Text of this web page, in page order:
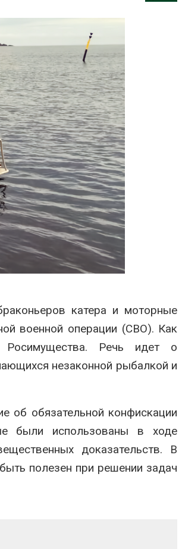
катера и моторные
военной операции (СВО). Как
Росимущества. Речь идет о
незаконной рыбалкой и
об обязательной конфискации
были использованы в ходе
доказательств. В
полезен при решении задач
экообменники для сбора
вторсырья
Авг 6, 2026
Учёные предложили
получать питьевую воду
из воздуха с помощью
ветра
6, 2026
Приложение «Экопульс»
для контроля мусорных
площадок запустят в
сентябре
6, 2026
Европа теряет всё
больше лесной
биомассы из-за засух,
вредителей и рубок
6, 2026
места произрастания
6, 2026